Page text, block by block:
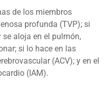
de los miembros
profunda (TVP); si
aloja en el pulmón,
si lo hace en las
(ACV); y en el
(IAM).